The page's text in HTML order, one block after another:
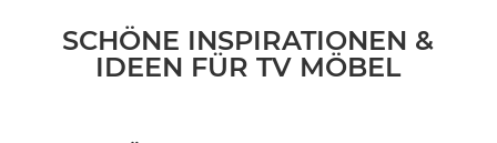
SCHÖNE INSPIRATIONEN &
IDEEN FÜR TV MÖBEL